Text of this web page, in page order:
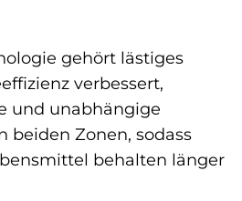
gehört lästiges
verbessert,
und unabhängige
beiden Zonen, sodass
behalten länger